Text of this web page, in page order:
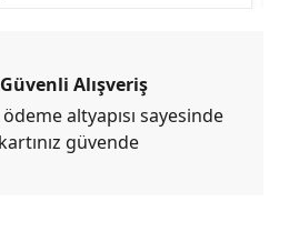
Alışveriş
altyapısı sayesinde
güvende